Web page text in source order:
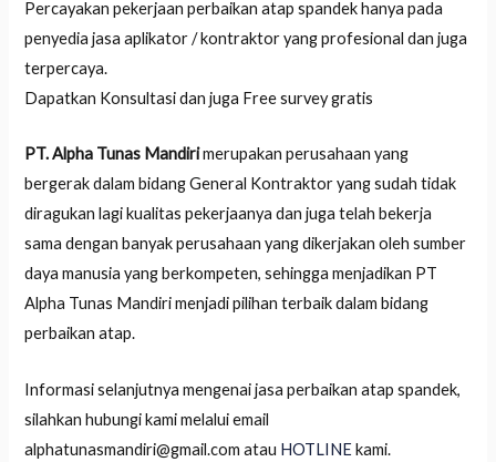
Percayakan pekerjaan perbaikan atap spandek hanya pada
penyedia jasa aplikator / kontraktor yang profesional dan juga
terpercaya.
Dapatkan Konsultasi dan juga Free survey gratis
PT. Alpha Tunas Mandirimerupakan perusahaan yang
bergerak dalam bidang General Kontraktor yang sudah tidak
diragukan lagi kualitas pekerjaanya dan juga telah bekerja
sama dengan banyak perusahaan yang dikerjakan oleh sumber
daya manusia yang berkompeten, sehingga menjadikan PT
Alpha Tunas Mandiri menjadi pilihan terbaik dalam bidang
perbaikan atap.
Informasi selanjutnya mengenai jasa perbaikan atap spandek,
silahkan hubungi kami melalui email
alphatunasmandiri@gmail.com atau HOTLINEkami.